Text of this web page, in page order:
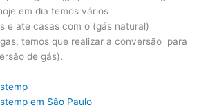
em dia temos vários
e ate casas com o (gás natural)
temos que realizar a conversão para
de gás).
em São Paulo